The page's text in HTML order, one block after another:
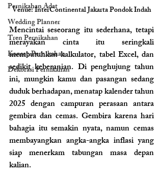
Pernikahan Adat
Wedding Planner
Tren Pernikahan
Konsep Pernikahan
Dekorasi Pernikahan
Venue: InterContinental Jakarta Pondok Indah
Mencintai seseorang itu sederhana, tetapi
merayakan cinta itu seringkali
membutuhkan kalkulator, tabel Excel, dan
sedikit keberanian. Di penghujung tahun
ini, mungkin kamu dan pasangan sedang
duduk berhadapan, menatap kalender tahun
2025 dengan campuran perasaan antara
gembira dan cemas. Gembira karena hari
bahagia itu semakin nyata, namun cemas
membayangkan angka-angka inflasi yang
siap menerkam tabungan masa depan
kalian.